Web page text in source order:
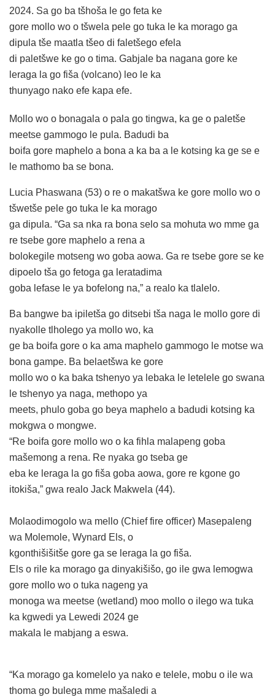
2024. Sa go ba tšhoša le go feta ke
gore mollo wo o tšwela pele go tuka le ka morago ga
dipula tše maatla tšeo di faletšego efela
di paletšwe ke go o tima. Gabjale ba nagana gore ke
leraga la go fiša (volcano) leo le ka
thunyago nako efe kapa efe.
Mollo wo o bonagala o pala go tingwa, ka ge o paletše
meetse gammogo le pula. Badudi ba
boifa gore maphelo a bona a ka ba a le kotsing ka ge se e
le mathomo ba se bona.
Lucia Phaswana (53) o re o makatšwa ke gore mollo wo o
tšwetše pele go tuka le ka morago
ga dipula. “Ga sa nka ra bona selo sa mohuta wo mme ga
re tsebe gore maphelo a rena a
bolokegile motseng wo goba aowa. Ga re tsebe gore se ke
dipoelo tša go fetoga ga leratadima
goba lefase le ya bofelong na,” a realo ka tlalelo.
Ba bangwe ba ipiletša go ditsebi tša naga le mollo gore di
nyakolle tlholego ya mollo wo, ka
ge ba boifa gore o ka ama maphelo gammogo le motse wa
bona gampe. Ba belaetšwa ke gore
mollo wo o ka baka tshenyo ya lebaka le letelele go swana
le tshenyo ya naga, methopo ya
meets, phulo goba go beya maphelo a badudi kotsing ka
mokgwa o mongwe.
“Re boifa gore mollo wo o ka fihla malapeng goba
mašemong a rena. Re nyaka go tseba ge
eba ke leraga la go fiša goba aowa, gore re kgone go
itokiša,” gwa realo Jack Makwela (44).
Molaodimogolo wa mello (Chief fire officer) Masepaleng
wa Molemole, Wynard Els, o
kgonthišišitše gore ga se leraga la go fiša.
Els o rile ka morago ga dinyakišišo, go ile gwa lemogwa
gore mollo wo o tuka nageng ya
monoga wa meetse (wetland) moo mollo o ilego wa tuka
ka kgwedi ya Lewedi 2024 ge
makala le mabjang a eswa.
“Ka morago ga komelelo ya nako e telele, mobu o ile wa
thoma go bulega mme mašaledi a